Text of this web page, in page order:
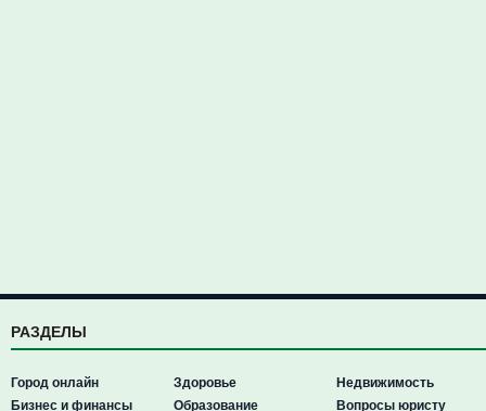
РАЗДЕЛЫ
Город онлайн
Бизнес и финансы
Здоровье
Образование
Недвижимость
Вопросы юристу